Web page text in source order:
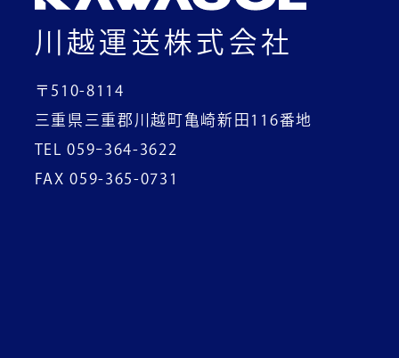
川越運送株式会社
〒510-8114
三重県三重郡川越町亀崎新田116番地
TEL 059ｰ364-3622
FAX 059-365-0731